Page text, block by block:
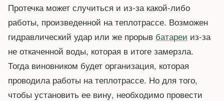
Протечка может случиться и из-за какой-либо
работы, произведенной на теплотрассе. Возможен
гидравлический удар или же прорыв батареи из-за
не откаченной воды, которая в итоге замерзла.
Тогда виновником будет организация, которая
проводила работы на теплотрассе. Но для того,
чтобы установить ее вину, необходимо провести